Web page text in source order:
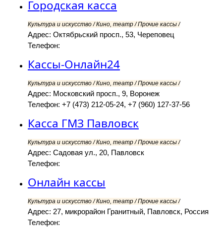
Городская касса
Культура и искусство / Кино, театр / Прочие кассы /
Адрес: Октябрьский просп., 53, Череповец
Телефон:
Кассы-Онлайн24
Культура и искусство / Кино, театр / Прочие кассы /
Адрес: Московский просп., 9, Воронеж
Телефон: +7 (473) 212-05-24, +7 (960) 127-37-56
Касса ГМЗ Павловск
Культура и искусство / Кино, театр / Прочие кассы /
Адрес: Садовая ул., 20, Павловск
Телефон:
Онлайн кассы
Культура и искусство / Кино, театр / Прочие кассы /
Адрес: 27, микрорайон Гранитный, Павловск, Россия
Телефон: